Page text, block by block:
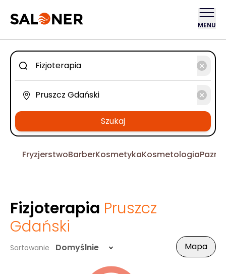
MENU
Szukaj
FryzjerstwoBarberKosmetykaKosmetologia
Fizjoterapia Pruszcz
Gdański
Sortowanie Domyślnie Mapa